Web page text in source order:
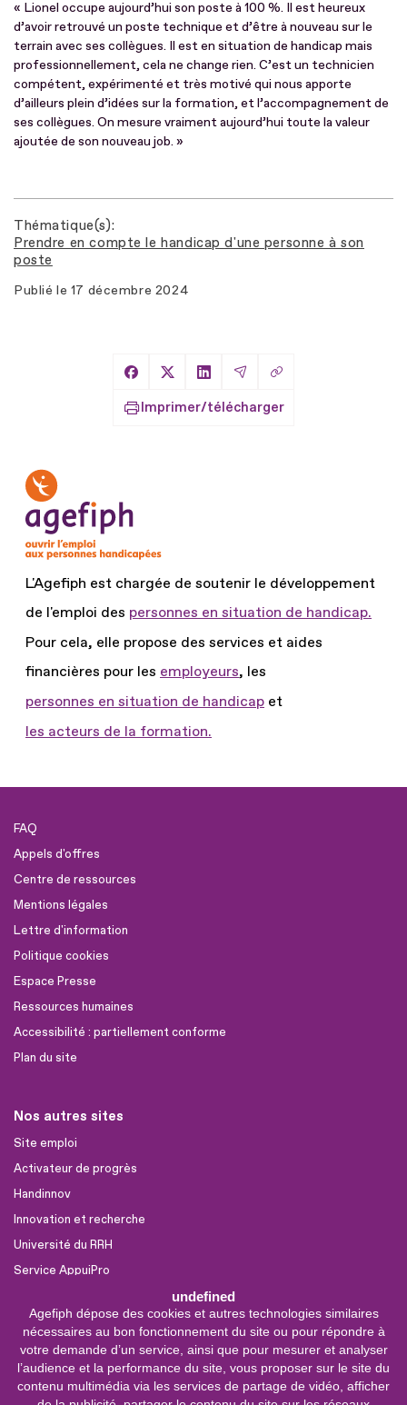
undefined
Agefiph dépose des cookies et autres technologies similaires
nécessaires au bon fonctionnement du site ou pour répondre à
votre demande d’un service, ainsi que pour mesurer et analyser
l’audience et la performance du site, vous proposer sur le site du
contenu multimédia via les services de partage de vidéo, afficher
« Lionel occupe aujourd’hui son poste à 100 %. Il est heureux
d’avoir retrouvé un poste technique et d’être à nouveau sur le
terrain avec ses collègues. Il est en situation de handicap mais
professionnellement, cela ne change rien. C’est un technicien
compétent, expérimenté et très motivé qui nous apporte
d’ailleurs plein d’idées sur la formation, et l’accompagnement de
ses collègues. On mesure vraiment aujourd’hui toute la valeur
ajoutée de son nouveau job. »
Thématique(s)
Prendre en compte le handicap d'une personne à son
poste
Publié le 17 décembre 2024
Partager sur Facebook
Partager sur X
Partager sur LinkedIn
Partager par Email
Copier le lien
Imprimer/télécharger
L'Agefiph est chargée de soutenir le développement
de l'emploi des personnes en situation de handicap.
Pour cela, elle propose des services et aides
financières pour les employeurs, les
personnes en situation de handicap et
les acteurs de la formation.
FAQ
Appels d'offres
Centre de ressources
Mentions légales
Lettre d'information
Politique cookies
Espace Presse
Ressources humaines
Accessibilité : partiellement conforme
Plan du site
Nos autres sites
Site emploi
Activateur de progrès
Handinnov
Innovation et recherche
Université du RRH
Service AppuiPro
Nous suivre
Youtube
Linkedin